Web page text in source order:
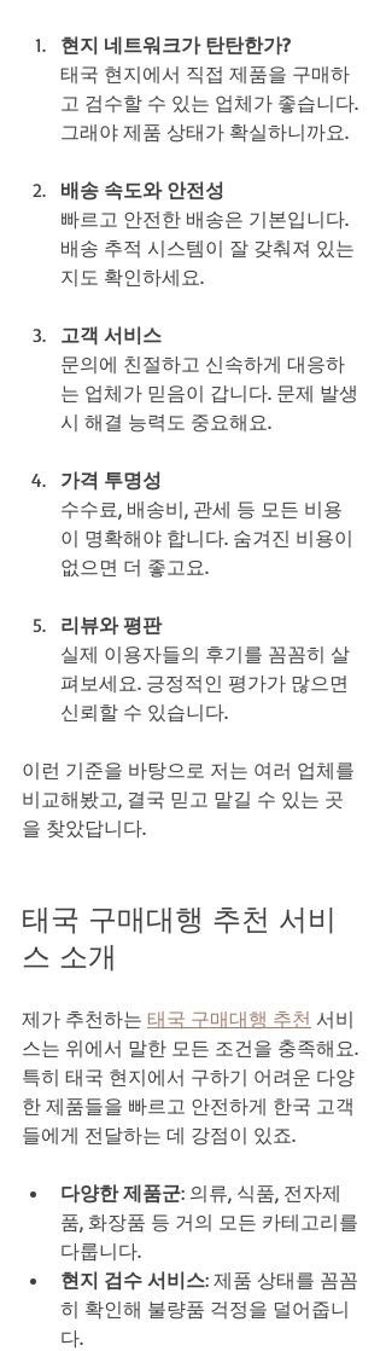
현지 네트워크가 탄탄한가?
태국 현지에서 직접 제품을 구매하
고 검수할 수 있는 업체가 좋습니다.
그래야 제품 상태가 확실하니까요.
배송 속도와 안전성
빠르고 안전한 배송은 기본입니다.
배송 추적 시스템이 잘 갖춰져 있는
지도 확인하세요.
고객 서비스
문의에 친절하고 신속하게 대응하
는 업체가 믿음이 갑니다. 문제 발생
시 해결 능력도 중요해요.
가격 투명성
수수료, 배송비, 관세 등 모든 비용
이 명확해야 합니다. 숨겨진 비용이
없으면 더 좋고요.
리뷰와 평판
실제 이용자들의 후기를 꼼꼼히 살
펴보세요. 긍정적인 평가가 많으면
신뢰할 수 있습니다.
이런 기준을 바탕으로 저는 여러 업체를
비교해봤고, 결국 믿고 맡길 수 있는 곳
을 찾았답니다.
태국 구매대행 추천 서비
스 소개
제가 추천하는 태국 구매대행 추천 서비
스는 위에서 말한 모든 조건을 충족해요.
특히 태국 현지에서 구하기 어려운 다양
한 제품들을 빠르고 안전하게 한국 고객
들에게 전달하는 데 강점이 있죠.
다양한 제품군: 의류, 식품, 전자제
품, 화장품 등 거의 모든 카테고리를
다룹니다.
현지 검수 서비스: 제품 상태를 꼼꼼
히 확인해 불량품 걱정을 덜어줍니
다.